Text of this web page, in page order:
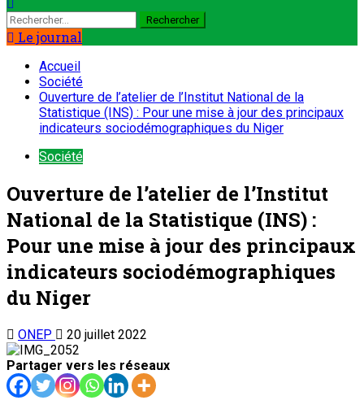
Le journal
Accueil
Société
Ouverture de l’atelier de l’Institut National de la
Statistique (INS) : Pour une mise à jour des principaux
indicateurs sociodémographiques du Niger
Société
Ouverture de l’atelier de l’Institut
National de la Statistique (INS) :
Pour une mise à jour des principaux
indicateurs sociodémographiques
du Niger
ONEP
20 juillet 2022
Partager vers les réseaux